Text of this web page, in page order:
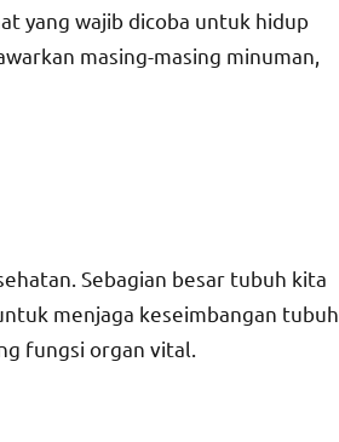
yang wajib dicoba untuk hidup
masing-masing minuman,
Sebagian besar tubuh kita
menjaga keseimbangan tubuh.
fungsi organ vital.